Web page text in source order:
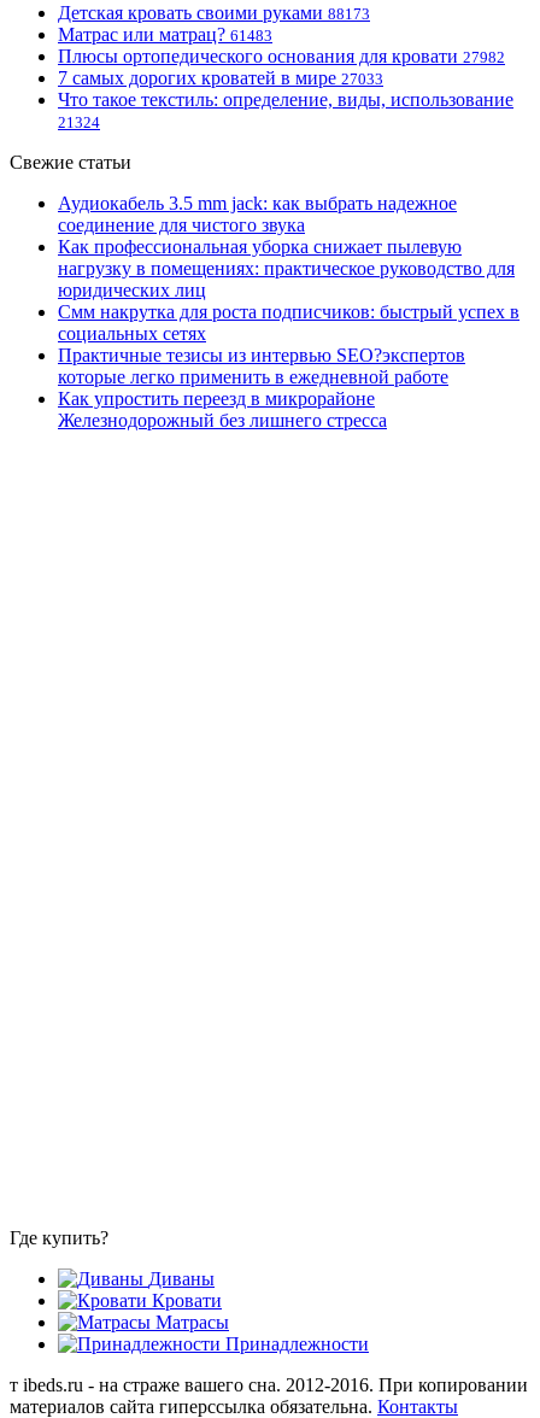
Детская кровать своими руками 88173
Матрас или матрац? 61483
Плюсы ортопедического основания для кровати 27982
7 самых дорогих кроватей в мире 27033
Что такое текстиль: определение, виды, использование
21324
Свежие статьи
Аудиокабель 3.5 mm jack: как выбрать надежное
соединение для чистого звука
Как профессиональная уборка снижает пылевую
нагрузку в помещениях: практическое руководство для
юридических лиц
Смм накрутка для роста подписчиков: быстрый успех в
социальных сетях
Практичные тезисы из интервью SEO?экспертов
которые легко применить в ежедневной работе
Как упростить переезд в микрорайоне
Железнодорожный без лишнего стресса
Где купить?
Диваны
Кровати
Матрасы
Принадлежности
т ibeds.ru - на страже вашего сна. 2012-2016. При копировании
материалов сайта гиперссылка обязательна. Контакты